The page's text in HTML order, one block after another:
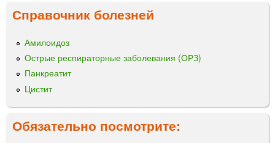
Справочник болезней
Амилоидоз
Острые респираторные заболевания (ОРЗ)
Панкреатит
Цистит
Обязательно посмотрите: